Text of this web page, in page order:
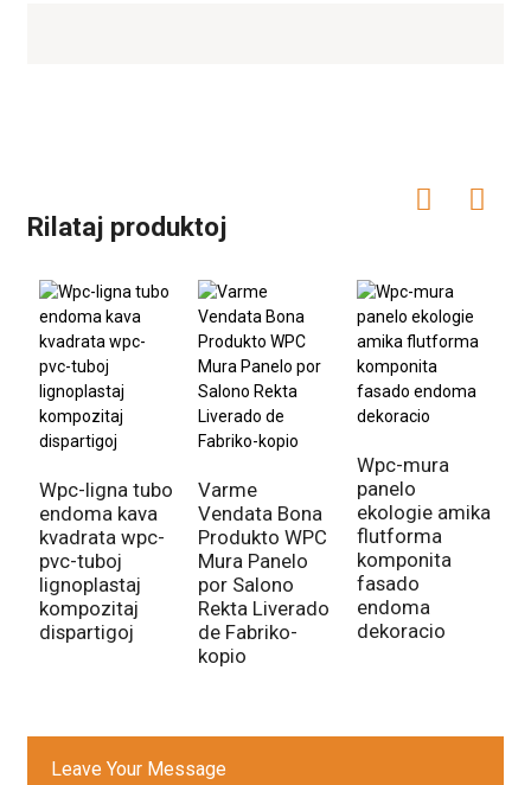
Rilataj produktoj
Wpc-ligna tubo
endoma kava
kvadrata wpc-
pvc-tuboj
lignoplastaj
kompozitaj
dispartigoj
Varme
Vendata Bona
Produkto WPC
Mura Panelo
por Salono
Rekta Liverado
de Fabriko-
kopio
Wpc-mura
panelo
ekologie amika
flutforma
komponita
fasado
endoma
dekoracio
Leave Your Message